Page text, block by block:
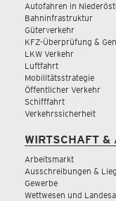
Autofahren in
Bahninfrastruktur
Güterverkehr
KFZ-Überprüfung &
LKW Verkehr
Luftfahrt
Mobilitätsstrategie
Öffentlicher Verkehr
Schifffahrt
Verkehrssicherheit
WIRTSCHAFT &
Arbeitsmarkt
Ausschreibungen &
Gewerbe
Wettwesen und